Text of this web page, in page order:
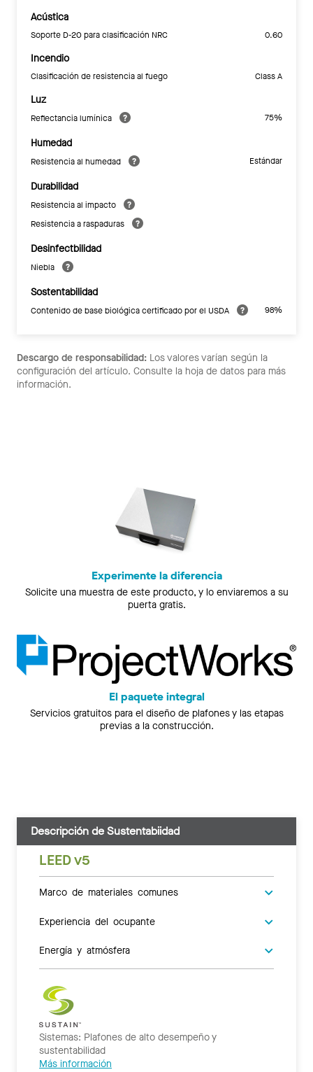
Acústica
Soporte D-20 para clasificación NRC 0.60
Incendio
Clasificación de resistencia al fuego Class A
Luz
Reflectancia lumínica 75%
Humedad
Resistencia al humedad Estándar
Durabilidad
Resistencia al impacto
Resistencia a raspaduras
Desinfectbilidad
Niebla
Sostentabilidad
Contenido de base biológica certificado por el USDA 98%
Descargo de responsabilidad: Los valores varían según la
configuración del artículo. Consulte la hoja de datos para más
información.
Experimente la diferencia
Solicite una muestra de este producto, y lo enviaremos a su
puerta gratis.
El paquete integral
Servicios gratuitos para el diseño de plafones y las etapas
previas a la construcción.
Descripción de Sustentabiidad
LEED v5
Marco de materiales comunes
Experiencia del ocupante
Energía y atmósfera
Sistemas: Plafones de alto desempeño y
sustentabilidad
Más información